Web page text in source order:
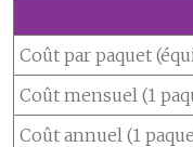
Coût par paquet
Coût mensuel (1
Coût annuel (1